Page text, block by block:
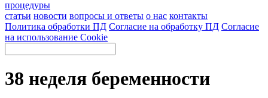
процедуры
статьи новости вопросы и ответы о нас контакты
Политика обработки ПД Согласие на обработку ПД Согласие
на использование Cookie
38 неделя беременности